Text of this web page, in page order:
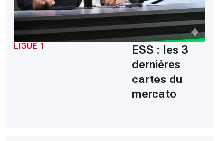
LIGUE 1
ESS : les 3
dernières
cartes du
mercato